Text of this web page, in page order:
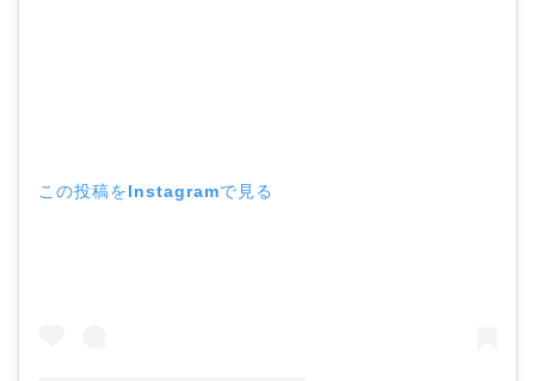
この投稿をInstagramで見る